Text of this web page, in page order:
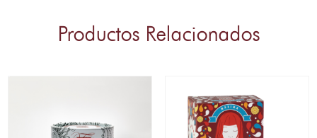
Productos Relacionados